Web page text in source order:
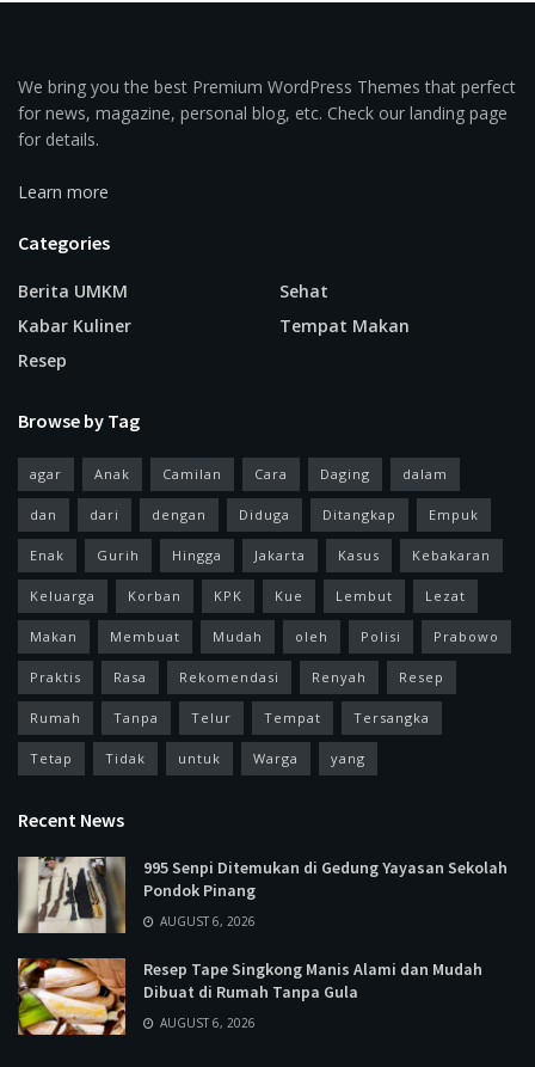
We bring you the best Premium WordPress Themes that perfect
for news, magazine, personal blog, etc. Check our landing page
for details.
Learn more
Categories
Berita UMKM
Kabar Kuliner
Resep
Sehat
Tempat Makan
Browse by Tag
agar Anak Camilan Cara Daging dalam
dan dari dengan Diduga Ditangkap Empuk
Enak Gurih Hingga Jakarta Kasus Kebakaran
Keluarga Korban KPK Kue Lembut Lezat
Makan Membuat Mudah oleh Polisi Prabowo
Praktis Rasa Rekomendasi Renyah Resep
Rumah Tanpa Telur Tempat Tersangka
Tetap Tidak untuk Warga yang
Recent News
995 Senpi Ditemukan di Gedung Yayasan Sekolah
Pondok Pinang
AUGUST 6, 2026
Resep Tape Singkong Manis Alami dan Mudah
Dibuat di Rumah Tanpa Gula
AUGUST 6, 2026